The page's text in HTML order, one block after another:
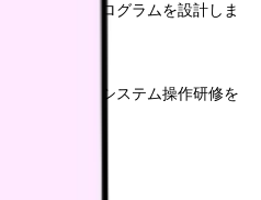
的な教育プログラムを設計しま
、座学によるシステム操作研修を